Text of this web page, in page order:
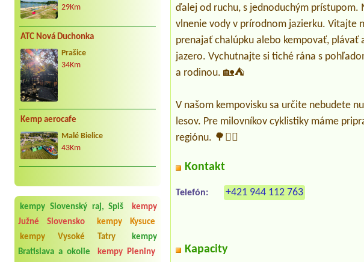
29Km
ATC Nová Duchonka
Prašice
34Km
Kemp aerocafe
Malé Bielice
43Km
kempy Slovenský raj, Spiš
kempy
Južné Slovensko
kempy Kysuce
kempy Vysoké Tatry
kempy
Bratislava a okolie
kempy Pieniny
ďalej od ruchu, s jednoduchým prístupom.
vlnenie vody v prírodnom jazierku. Vitajte
prenajať chalúpku alebo kempovať, plávať
jazero. Vychutnajte si tiché rána s
a rodinou. 🏡⛺
V našom kempovisku sa určite nebudete
lesov. Pre milovníkov cyklistiky máme
regiónu. 🌳🚴‍♀️
Kontakt
Telefón: +421 944 112 763
Kapacity